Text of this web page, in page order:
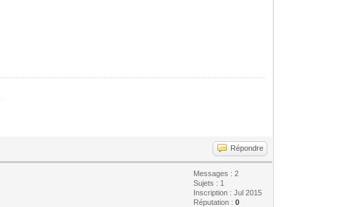
Répondre
Messages : 2
Sujets : 1
Inscription : Jul 2015
Réputation :0